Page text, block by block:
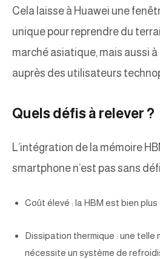
Cela laisse à Huawei une
unique pour reprendre du
marché asiatique, mais aussi à
auprès des utilisateurs
Quels défis à relever ?
L’intégration de la mémoire
smartphone n’est pas sans
Coût élevé : la HBM est bien plus
Dissipation thermique : une telle
nécessite un système de